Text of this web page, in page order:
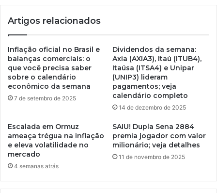
Artigos relacionados
Inflação oficial no Brasil e
balanças comerciais: o
que você precisa saber
sobre o calendário
econômico da semana
7 de setembro de 2025
Dividendos da semana:
Axia (AXIA3), Itaú (ITUB4),
Itaúsa (ITSA4) e Unipar
(UNIP3) lideram
pagamentos; veja
calendário completo
14 de dezembro de 2025
Escalada em Ormuz
ameaça trégua na inflação
e eleva volatilidade no
mercado
4 semanas atrás
SAIU! Dupla Sena 2884
premia jogador com valor
milionário; veja detalhes
11 de novembro de 2025